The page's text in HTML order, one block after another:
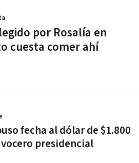
por Rosalía en
cuesta comer ahí
fecha al dólar de $1.800
presidencial